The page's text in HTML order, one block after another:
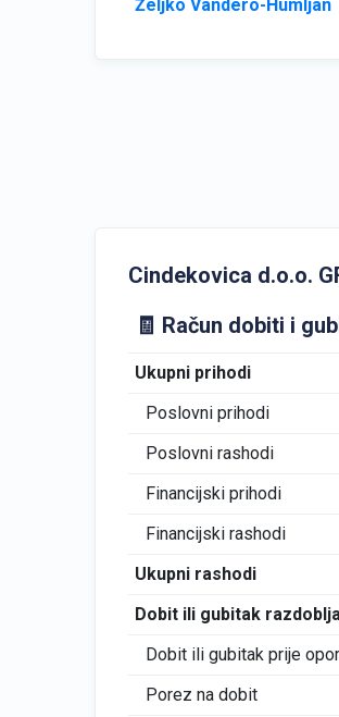
Željko Vandero-Humljan
Cindekovica d.o.o.
🧾 Račun dobiti i
Ukupni prihodi
Poslovni prihodi
Poslovni rashodi
Financijski prihodi
Financijski rashodi
Ukupni rashodi
Dobit ili gubitak
Dobit ili gubitak prije
Porez na dobit